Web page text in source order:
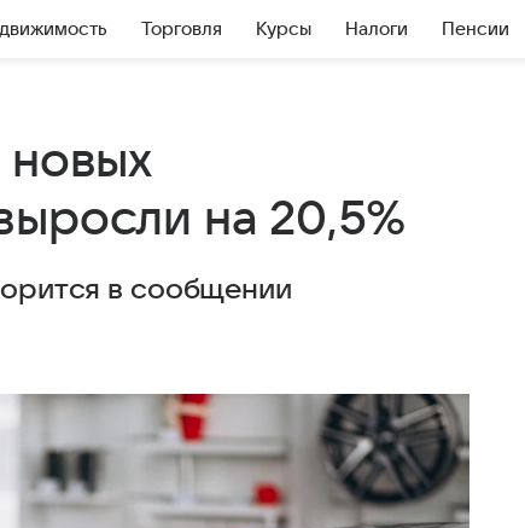
Торговля Курсы Налоги Пенсии
новых
на 20,5%
в сообщении